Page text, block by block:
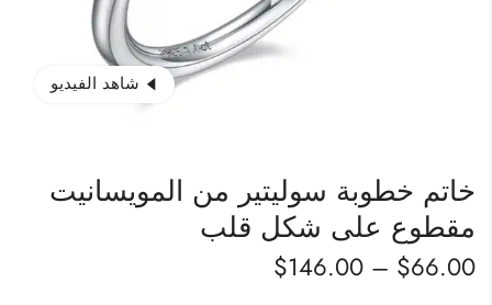
شاهد الفيديو
خاتم خطوبة سوليتير من المويسانيت
مقطوع على شكل قلب
$66.00
–
$146.00